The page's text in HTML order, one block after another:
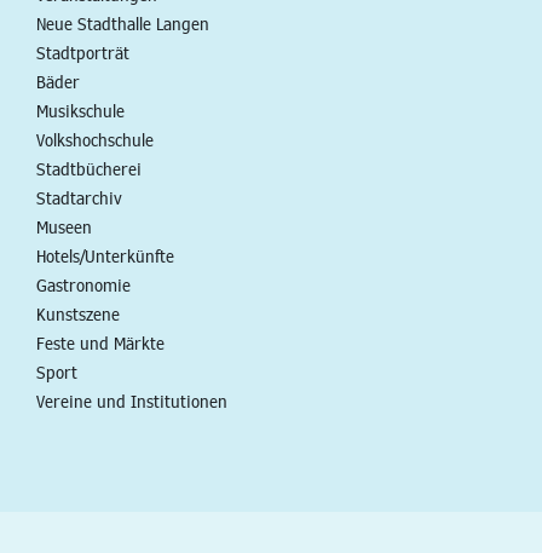
Neue Stadthalle Langen
Stadtporträt
Bäder
Musikschule
Volkshochschule
Stadtbücherei
Stadtarchiv
Museen
Hotels/Unterkünfte
Gastronomie
Kunstszene
Feste und Märkte
Sport
Vereine und Institutionen